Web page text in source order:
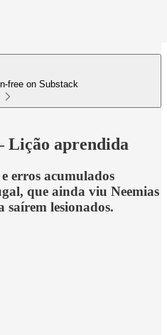
free on Substack
Lição aprendida
erros acumulados
que ainda viu Neemias
saírem lesionados.